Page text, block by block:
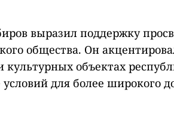
выразил поддержку
общества. Он
объектах
для более широкого